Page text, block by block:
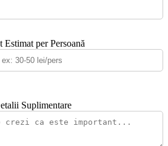
Estimat per Persoană
Suplimentare